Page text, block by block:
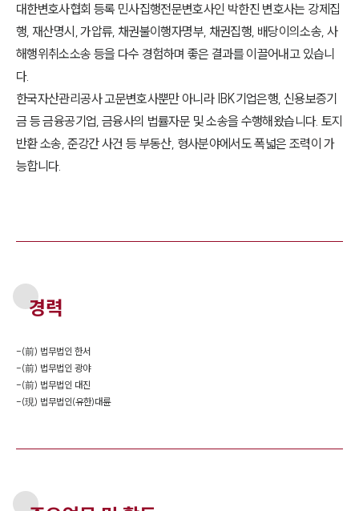
대한변호사협회 등록 민사집행전문변호사인 박한진 변호사는 강제집
행, 재산명시, 가압류, 채권불이행자명부, 채권집행, 배당이의소송, 사
해행위취소소송 등을 다수 경험하며 좋은 결과를 이끌어내고 있습니
다.
한국자산관리공사 고문변호사뿐만 아니라 IBK기업은행, 신용보증기
금 등 금융공기업, 금융사의 법률자문 및 소송을 수행해왔습니다. 토지
반환 소송, 준강간 사건 등 부동산, 형사분야에서도 폭넓은 조력이 가
능합니다.
경력
-(前) 법무법인 한서
-(前) 법무법인 광야
-(前) 법무법인 대진
-(現) 법무법인(유한)대륜